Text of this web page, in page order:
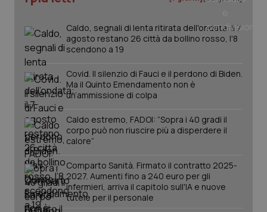
Sangue & coagulazione
Tiroide
Tumore al seno
Tumore ovarico
Tumori del Polmone & Testa Collo
Tumori gastrointestinali
Caldo, segnali di lenta ritirata dell'ondata: il 7
agosto restano 26 città da bollino rosso, l'8
scendono a 19
Covid. Il silenzio di Fauci e il perdono di Biden.
Ma il Quinto Emendamento non è
un’ammissione di colpa
Caldo estremo, FADOI: “Sopra i 40 gradi il
corpo può non riuscire più a disperdere il
calore”
Comparto Sanità. Firmato il contratto 2025-
2027. Aumenti fino a 240 euro per gli
infermieri, arriva il capitolo sull'IA e nuove
tutele per il personale
CookieScriptConsent
CookieScript
www.quotidianosanita.it